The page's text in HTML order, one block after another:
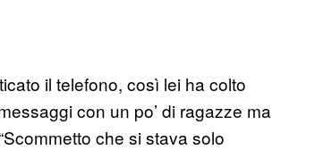
il telefono, così lei ha colto
con un po’ di ragazze ma
che si stava solo